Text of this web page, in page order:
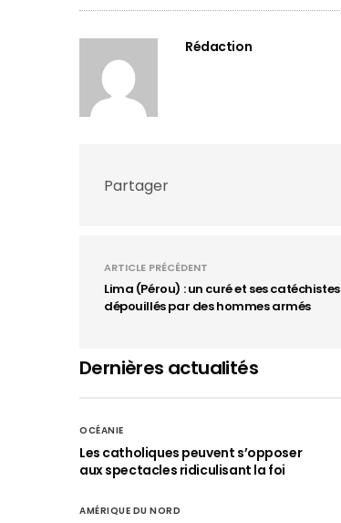
Rédaction
Partager
ARTICLE PRÉCÉDENT
Lima (Pérou) : un curé et ses catéchistes
dépouillés par des hommes armés
Dernières actualités
OCÉANIE
Les catholiques peuvent s’opposer
aux spectacles ridiculisant la foi
AMÉRIQUE DU NORD